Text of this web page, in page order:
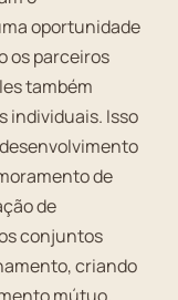
oportunidade
os parceiros
também
individuais. Isso
de
de
conjuntos
criando